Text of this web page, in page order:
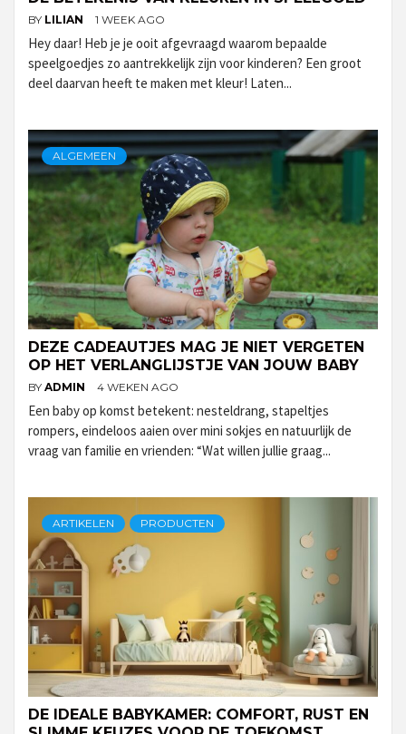
BY LILIAN 1 WEEK AGO
Hey daar! Heb je je ooit afgevraagd waarom bepaalde
speelgoedjes zo aantrekkelijk zijn voor kinderen? Een groot
deel daarvan heeft te maken met kleur! Laten...
ALGEMEEN
DEZE CADEAUTJES MAG JE NIET VERGETEN
OP HET VERLANGLIJSTJE VAN JOUW BABY
BY ADMIN 4 WEKEN AGO
Een baby op komst betekent: nesteldrang, stapeltjes
rompers, eindeloos aaien over mini sokjes en natuurlijk de
vraag van familie en vrienden: “Wat willen jullie graag...
ARTIKELEN PRODUCTEN
DE IDEALE BABYKAMER: COMFORT, RUST EN